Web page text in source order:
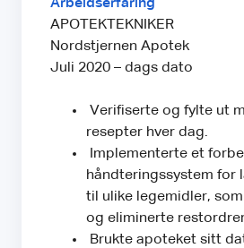
Arbeidserfaring
APOTEKTEKNIKER
Nordstjernen Apotek
Juli 2020 – dags dato
Verifiserte og fylte ut
resepter hver dag.
Implementerte et
håndteringssystem for
til ulike legemidler,
og eliminerte
Brukte apoteket sitt